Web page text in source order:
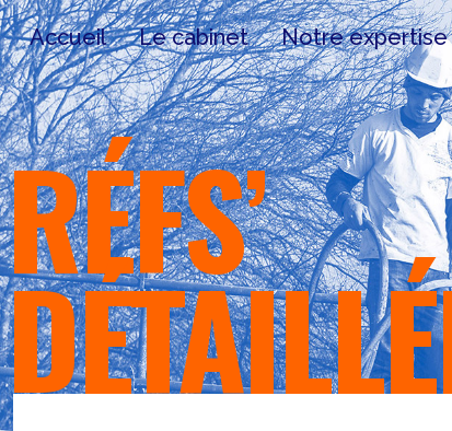
Accueil Le cabinet Notre expertise
RÉFS’